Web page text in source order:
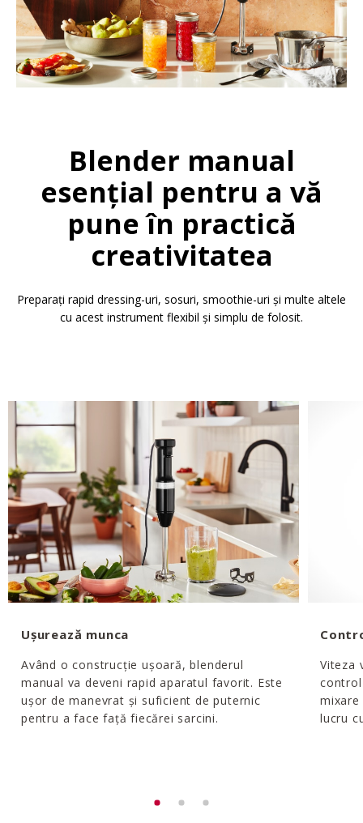
Blender manual
esențial pentru a vă
pune în practică
creativitatea
Preparați rapid dressing-uri, sosuri, smoothie-uri și multe altele
cu acest instrument flexibil și simplu de folosit.
Ușurează munca
Având o construcție ușoară, blenderul
manual va deveni rapid aparatul favorit. Este
ușor de manevrat și suficient de puternic
pentru a face față fiecărei sarcini.
Viteza
lucru